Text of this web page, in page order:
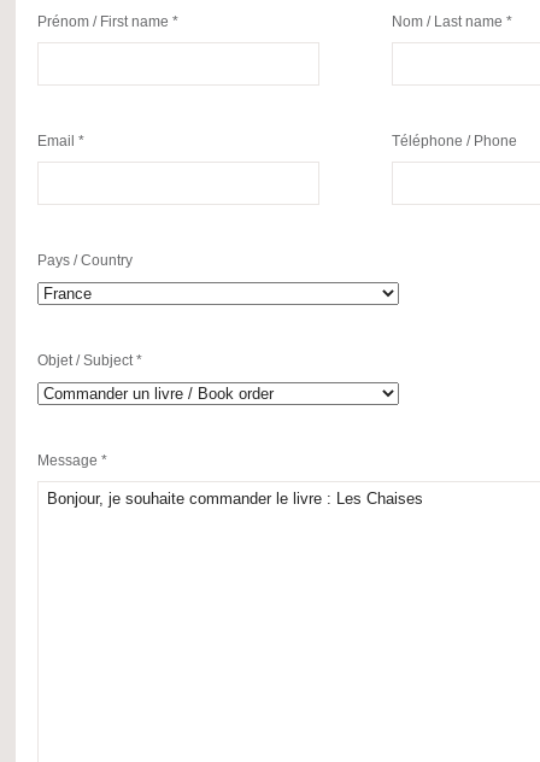
Prénom / First name * Nom / Last name *
Email * Téléphone / Phone
Pays / Country
Objet / Subject *
Message *